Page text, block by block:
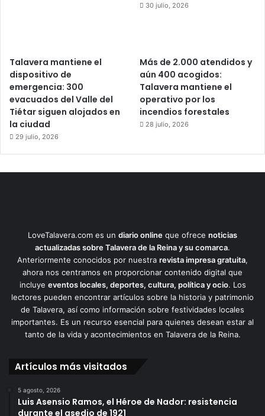
30 julio, 2026
Talavera mantiene el
dispositivo de
emergencia: 300
evacuados del Valle del
Tiétar siguen alojados en
la ciudad
29 julio, 2026
Más de 2.000 atendidos y
aún 400 acogidos:
Talavera mantiene el
operativo por los
incendios forestales
28 julio, 2026
LoveTalavera.com es un diario online que ofrece noticias
actualizadas sobre Talavera de la Reina y su comarca.
Anteriormente conocidos por nuestra revista impresa gratuita,
ahora nos centramos en proporcionar contenido digital que
incluye eventos locales, deportes, cultura, política y ocio. Los
lectores pueden encontrar artículos sobre la historia y patrimonio
de Talavera, así como información sobre festividades locales
importantes. Es un recurso esencial para quienes desean estar al
tanto de la vida y acontecimientos en Talavera de la Reina.
Artículos más visitados
5 agosto, 2026
Luis Asensio Ramos, el Héroe de Nador: resistencia
durante el asedio de 1921